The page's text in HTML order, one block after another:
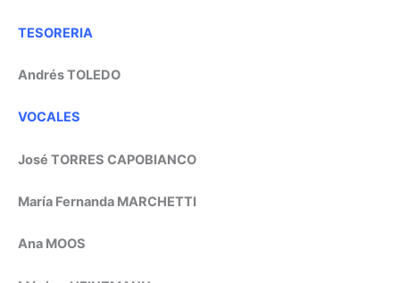
TESORERIA
Andrés TOLEDO
VOCALES
José TORRES CAPOBIANCO
María Fernanda MARCHETTI
Ana MOOS